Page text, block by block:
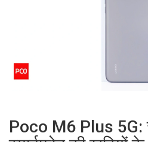
Poco M6 Plus 5G: